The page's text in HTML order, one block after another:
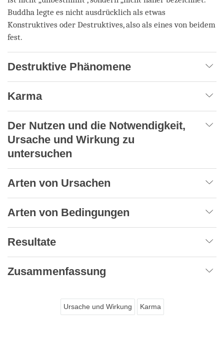
Buddha legte es nicht ausdrücklich als etwas
Konstruktives oder Destruktives, also als eines von beidem
fest.
Destruktive Phänomene
Karma
Der Nutzen und die Notwendigkeit,
Ursache und Wirkung zu
untersuchen
Arten von Ursachen
Arten von Bedingungen
Resultate
Zusammenfassung
Ursache und Wirkung Karma